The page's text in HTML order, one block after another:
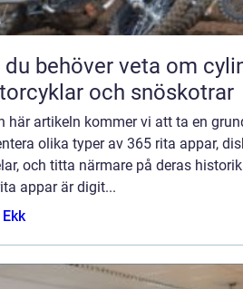
behöver veta om
och snöskotrar
här artikeln kommer vi att ta en
olika typer av 365 rita appar,
och titta närmare på deras
appar är digit...